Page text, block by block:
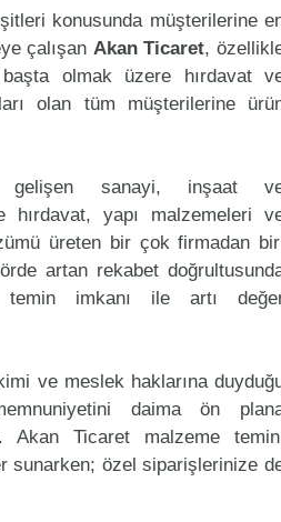
konusunda müşterilerine
çalışan Akan Ticaret,
olmak üzere hırdavat
olan tüm müşterilerine
gelişen sanayi, inşaat
hırdavat, yapı malzemeleri
üreten bir çok firmadan
artan rekabet
imkanı ile artı
ve meslek haklarına
daima ön
Akan Ticaret malzeme
sunarken; özel siparişlerinize